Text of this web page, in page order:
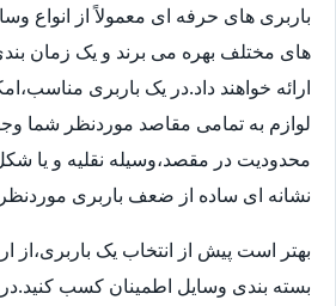
باربری های حرفه ای معمولاً از انواع
های مختلف بهره می برند و یک زمان
ارائه خواهند داد.در یک باربری
لوازم به تمامی مقاصد موردنظر شما
محدودیت در مقصد،وسیله نقلیه و یا
نشانه ای ساده از ضعف باربری
بهتر است پیش از انتخاب یک باربری،از
بسته بندی وسایل اطمینان کسب